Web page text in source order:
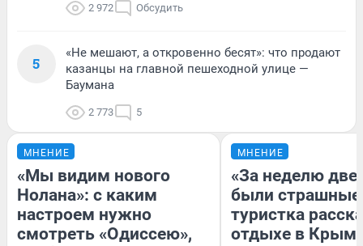
2 972 Обсудить
5
«Не мешают, а откровенно бесят»: что продают
казанцы на главной пешеходной улице —
Баумана
2 773 5
МНЕНИЕ
«Мы видим нового
Нолана»: с каким
настроем нужно
смотреть «Одиссею»,
МНЕНИЕ
«За неделю две
были
туристка
отдыхе в